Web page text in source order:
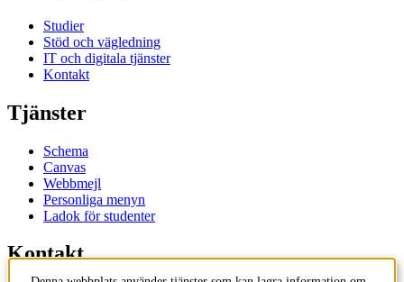
Studier
Stöd och vägledning
IT och digitala tjänster
Kontakt
Tjänster
Schema
Canvas
Webbmejl
Personliga menyn
Ladok för studenter
Kontakt